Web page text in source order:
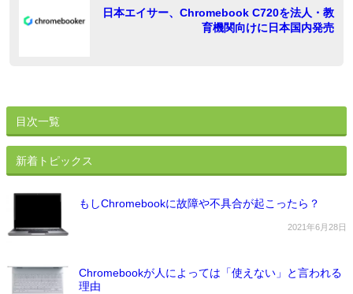
日本エイサー、Chromebook C720を法人・教
育機関向けに日本国内発売
目次一覧
新着トピックス
もしChromebookに故障や不具合が起こったら？
2021年6月28日
Chromebookが人によっては「使えない」と言われる
理由